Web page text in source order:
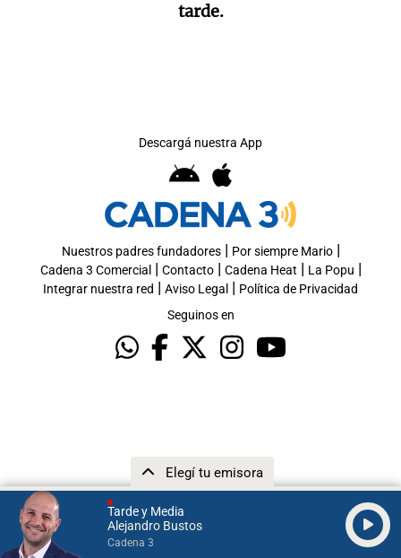
Tarde y Media
Alejandro Bustos
Cadena 3
Elegí tu emisora
tarde.
Descargá nuestra App
Nuestros padres fundadores| Por siempre Mario|
Cadena 3 Comercial | Contacto| Cadena Heat | La Popu |
Integrar nuestra red | Aviso Legal | Política de Privacidad
Seguinos en